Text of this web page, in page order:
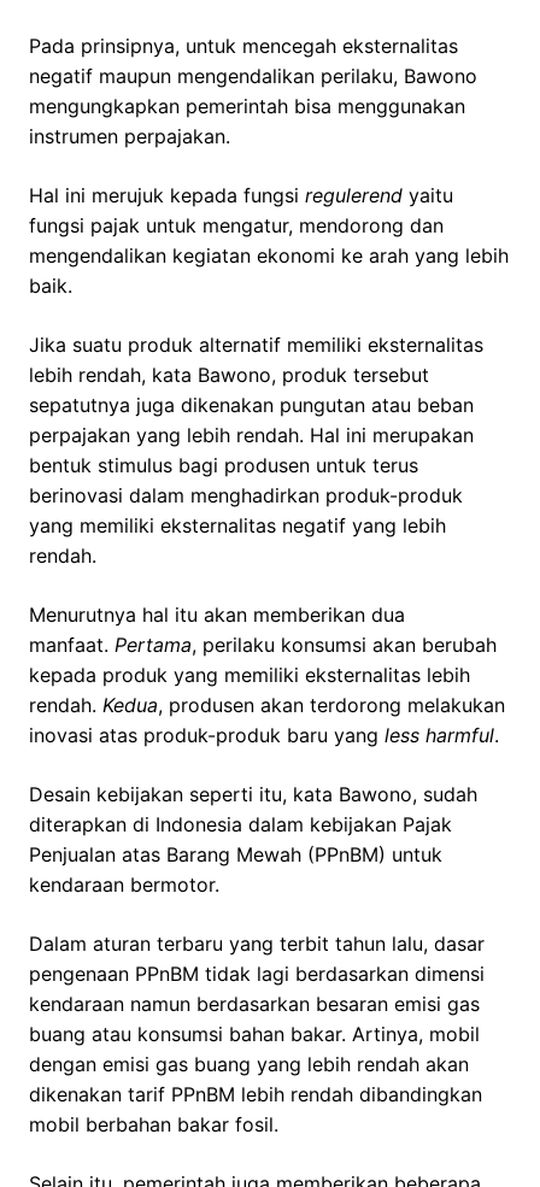
Pada prinsipnya, untuk mencegah eksternalitas
negatif maupun mengendalikan perilaku, Bawono
mengungkapkan pemerintah bisa menggunakan
instrumen perpajakan.
Hal ini merujuk kepada fungsi regulerend yaitu
fungsi pajak untuk mengatur, mendorong dan
mengendalikan kegiatan ekonomi ke arah yang lebih
baik.
Jika suatu produk alternatif memiliki eksternalitas
lebih rendah, kata Bawono, produk tersebut
sepatutnya juga dikenakan pungutan atau beban
perpajakan yang lebih rendah. Hal ini merupakan
bentuk stimulus bagi produsen untuk terus
berinovasi dalam menghadirkan produk-produk
yang memiliki eksternalitas negatif yang lebih
rendah.
Menurutnya hal itu akan memberikan dua
manfaat. Pertama, perilaku konsumsi akan berubah
kepada produk yang memiliki eksternalitas lebih
rendah. Kedua, produsen akan terdorong melakukan
inovasi atas produk-produk baru yang less harmful.
Desain kebijakan seperti itu, kata Bawono, sudah
diterapkan di Indonesia dalam kebijakan Pajak
Penjualan atas Barang Mewah (PPnBM) untuk
kendaraan bermotor.
Dalam aturan terbaru yang terbit tahun lalu, dasar
pengenaan PPnBM tidak lagi berdasarkan dimensi
kendaraan namun berdasarkan besaran emisi gas
buang atau konsumsi bahan bakar. Artinya, mobil
dengan emisi gas buang yang lebih rendah akan
dikenakan tarif PPnBM lebih rendah dibandingkan
mobil berbahan bakar fosil.